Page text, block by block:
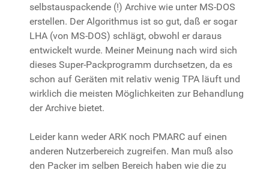
selbstauspackende (!) Archive wie unter MS-DOS
erstellen. Der Algorithmus ist so gut, daß er sogar
LHA (von MS-DOS) schlägt, obwohl er daraus
entwickelt wurde. Meiner Meinung nach wird sich
dieses Super-Packprogramm durchsetzen, da es
schon auf Geräten mit relativ wenig TPA läuft und
wirklich die meisten Möglichkeiten zur Behandlung
der Archive bietet.
Leider kann weder ARK noch PMARC auf einen
anderen Nutzerbereich zugreifen. Man muß also
den Packer im selben Bereich haben wie die zu